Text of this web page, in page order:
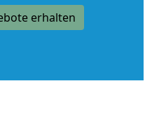
erhalten